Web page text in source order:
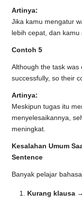
Artinya:
Jika kamu mengatur
lebih cepat, dan
Contoh 5
Although the task was
successfully, so their
Artinya:
Meskipun tugas itu
menyelesaikannya,
meningkat.
Kesalahan Umum
Sentence
Banyak pelajar
Kurang klausa